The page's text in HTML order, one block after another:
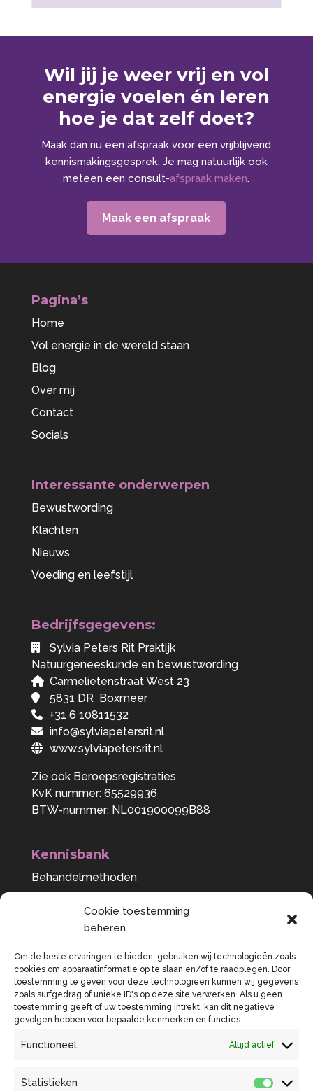
Cookie toestemming
beheren
Om de beste ervaringen te bieden, gebruiken wij technologieën zoals
cookies om apparaatinformatie op te slaan en/of te raadplegen. Door
toestemming te geven voor deze technologieën kunnen wij gegevens
zoals surfgedrag of unieke ID's op deze site verwerken. Als u geen
toestemming geeft of uw toestemming intrekt, kan dit negatieve
gevolgen hebben voor bepaalde kenmerken en functies.
Functioneel Altijd actief
Statistieken
Wil jij je weer vrij en vol
energie voelen én leren
hoe je dat zelf doet?
Maak dan nu een afspraak voor een vrijblijvend
kennismakingsgesprek. Je mag natuurlijk ook
meteen een consult-afspraak maken.
Maak een afspraak
Pagina’s
Home
Vol energie in de wereld staan
Blog
Over mij
Contact
Socials
Interessante onderwerpen
Bewustwording
Klachten
Nieuws
Voeding en leefstijl
Bedrijfsgegevens:
Sylvia Peters Rit Praktijk
Natuurgeneeskunde en bewustwording
Carmelietenstraat West 23
5831 DR Boxmeer
+31 6 10811532
info@sylviapetersrit.nl
www.sylviapetersrit.nl
Zie ook Beroepsregistraties
KvK nummer: 65529936
BTW-nummer: NL001900099B88
Kennisbank
Behandelmethoden
Voeding als medicijn
Behandelovereenkomst en tarieven